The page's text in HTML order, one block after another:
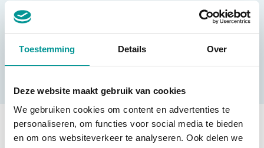
Toestemming Details Over
Deze website maakt gebruik van cookies
We gebruiken cookies om content en advertenties te
personaliseren, om functies voor social media te bieden
en om ons websiteverkeer te analyseren. Ook delen we
TOON MEER
Hybride